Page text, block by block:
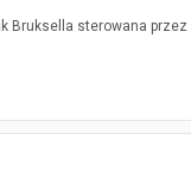
sterowana